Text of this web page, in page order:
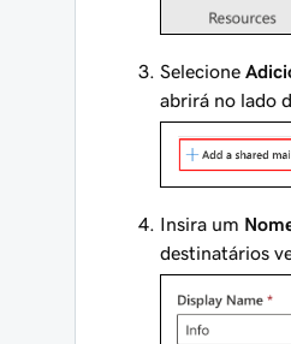
Selecione
abrirá no lado
Insira um
destinatários